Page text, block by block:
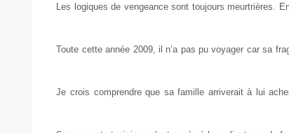
Les logiques de vengeance sont toujours meurtrières.
Toute cette année 2009, il n’a pas pu voyager car sa
Je crois comprendre que sa famille arriverait à lui